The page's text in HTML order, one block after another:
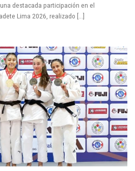
destacada participación en el
Lima 2026, realizado [...]